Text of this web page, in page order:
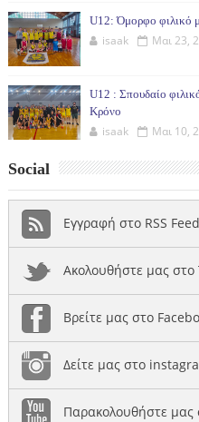
U12: Όμορφο φιλικό
isaak Μαι 23,
U12 : Σπουδαίο
Κρόνο
isaak Μαι 10,
Social
Εγγραφή στο RSS Feed
Ακολουθήστε μας
Βρείτε μας στο
Δείτε μας στο
Παρακολουθήστε μας